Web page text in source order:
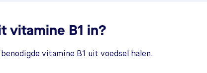
vitamine B1 in?
vitamine B1 uit voedsel halen.